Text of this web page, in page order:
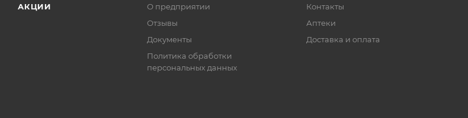
АКЦИИ
О предприятии
Отзывы
Документы
Политика обработки
персональных данных
Контакты
Аптеки
Доставка и оплата